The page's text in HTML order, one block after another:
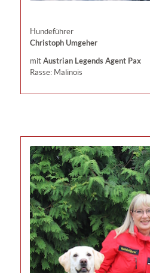
Hundeführer
Christoph Umgeher
mit Austrian Legends Agent Pax
Rasse: Malinois